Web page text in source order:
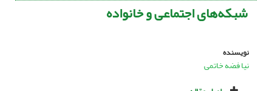
شبکه‌های اجتماعی و خانواده
نویسنده
نیا فضه خاتمی